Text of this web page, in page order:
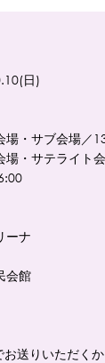
日)
場・サブ会場／
場・サテライト
ーナ
会館
送りいただく